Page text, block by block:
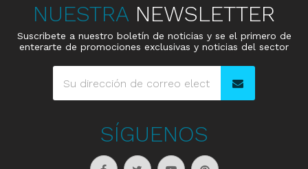
NUESTRA NEWSLETTER
Suscribete a nuestro boletín de noticias y se el primero de
enterarte de promociones exclusivas y noticias del sector
SÍGUENOS